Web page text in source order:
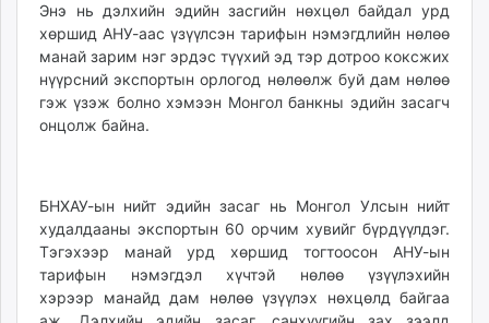
mglradio.com
fact.mn
itoim.mn
tumen.mn
shuum.mn
mass.mn
unegui.mn
assa.mn
toim.mn
Энэ нь дэлхийн эдийн засгийн нөхцөл байдал урд
хөршид АНУ-аас үзүүлсэн тарифын нэмэгдлийн нөлөө
манай зарим нэг эрдэс түүхий эд тэр дотроо коксжих
нүүрсний экспортын орлогод нөлөөлж буй дам нөлөө
гэж үзэж болно хэмээн Монгол банкны эдийн засагч
онцолж байна.
БНХАУ-ын нийт эдийн засаг нь Монгол Улсын нийт
худалдааны экспортын 60 орчим хувийг бүрдүүлдэг.
Тэгэхээр манай урд хөршид тогтоосон АНУ-ын
тарифын нэмэгдэл хүчтэй нөлөө үзүүлэхийн
хэрээр манайд дам нөлөө үзүүлэх нөхцөлд байгаа